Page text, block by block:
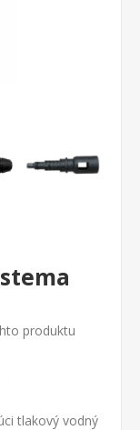
produktu
tlakový vodný